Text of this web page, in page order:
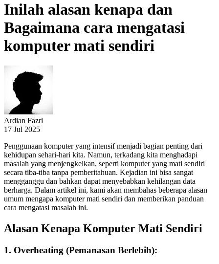
Inilah alasan kenapa dan
Bagaimana cara mengatasi
komputer mati sendiri
Ardian Fazri
17 Jul 2025
Penggunaan komputer yang intensif menjadi bagian penting dari
kehidupan sehari-hari kita. Namun, terkadang kita menghadapi
masalah yang menjengkelkan, seperti komputer yang mati sendiri
secara tiba-tiba tanpa pemberitahuan. Kejadian ini bisa sangat
mengganggu dan bahkan dapat menyebabkan kehilangan data
berharga. Dalam artikel ini, kami akan membahas beberapa alasan
umum mengapa komputer mati sendiri dan memberikan panduan
cara mengatasi masalah ini.
Alasan Kenapa Komputer Mati Sendiri
1. Overheating (Pemanasan Berlebih):